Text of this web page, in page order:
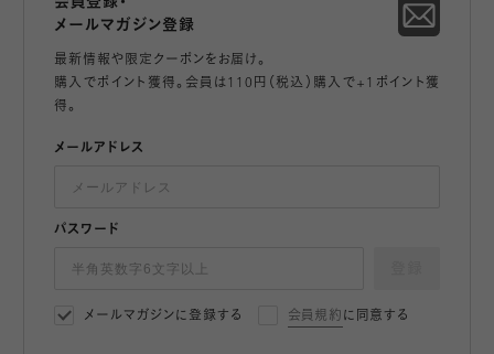
メールマガジン登録
最新情報や限定クーポンをお届け。
購入でポイント獲得。会員は110円（税込）購入で+1ポイント獲
得。
メールアドレス
パスワード
メールマガジンに登録する 会員規約 に同意する